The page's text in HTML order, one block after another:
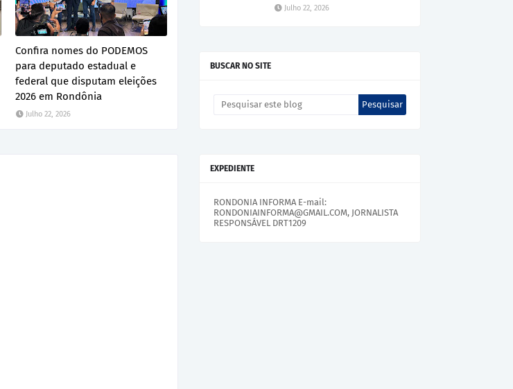
Confira nomes do PODEMOS
para deputado estadual e
federal que disputam eleições
2026 em Rondônia
Julho 22, 2026
Julho 22, 2026
BUSCAR NO SITE
EXPEDIENTE
RONDONIA INFORMA E-mail:
RONDONIAINFORMA@GMAIL.COM, JORNALISTA
RESPONSÁVEL DRT1209